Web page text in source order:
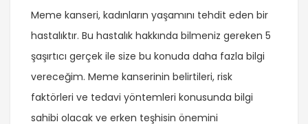
Meme kanseri, kadınların yaşamını tehdit eden bir
hastalıktır. Bu hastalık hakkında bilmeniz gereken 5
şaşırtıcı gerçek ile size bu konuda daha fazla bilgi
vereceğim. Meme kanserinin belirtileri, risk
faktörleri ve tedavi yöntemleri konusunda bilgi
sahibi olacak ve erken teşhisin önemini